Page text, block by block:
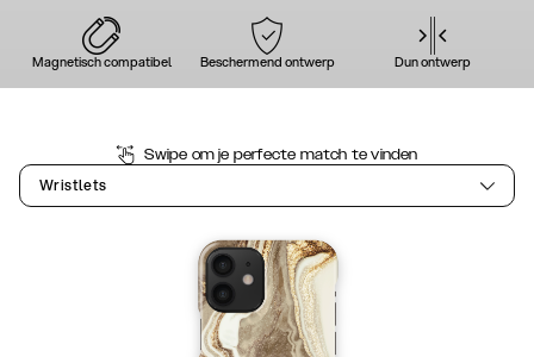
Magnetisch compatibel Beschermend ontwerp Dun ontwerp
Swipe om je perfecte match te vinden
Wristlets